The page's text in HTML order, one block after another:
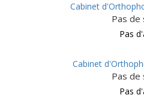
Cabinet
Pas de
Pas
Cabinet
Pas de
Pas